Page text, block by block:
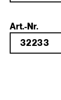
Art.-Nr.